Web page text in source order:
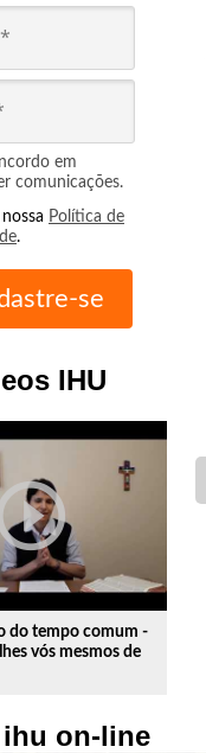
em
comunicações.
Política de
.
IHU
do tempo comum -
vós mesmos de
ihu on-line